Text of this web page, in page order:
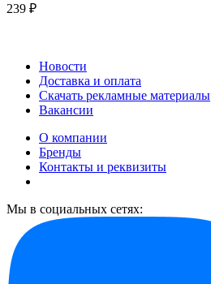
239 ₽
Новости
Доставка и оплата
Скачать рекламные материалы
Вакансии
О компании
Бренды
Контакты и реквизиты
Мы в социальных сетях: